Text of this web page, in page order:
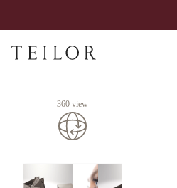
360 view